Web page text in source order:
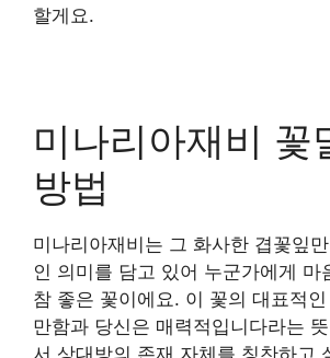
할게요.
미나리아재비 꽃
방법
미나리아재비는 그 화사한 겹꽃잎
인 의미를 담고 있어 누군가에게 마
참 좋은 꽃이에요. 이 꽃의 대표적
만함과 당신은 매력적입니다라는
서 상대방의 존재 자체를 칭찬하고